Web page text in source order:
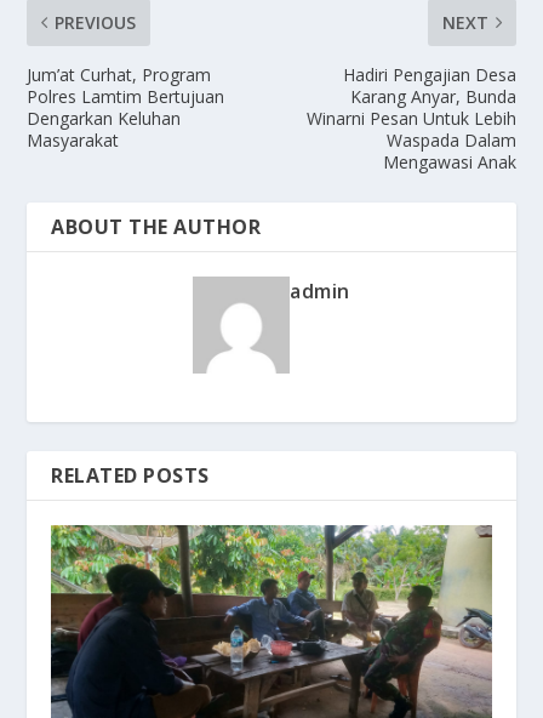
PREVIOUS
Jum’at Curhat, Program
Polres Lamtim Bertujuan
Dengarkan Keluhan
Masyarakat
NEXT
Hadiri Pengajian Desa
Karang Anyar, Bunda
Winarni Pesan Untuk Lebih
Waspada Dalam
Mengawasi Anak
ABOUT THE AUTHOR
admin
RELATED POSTS